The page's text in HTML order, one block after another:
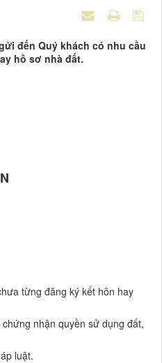
đến Quý khách có nhu cầu
hồ sơ nhà đất.
từng đăng ký kết hôn hay
nhận quyền sử dụng đất,
luật.